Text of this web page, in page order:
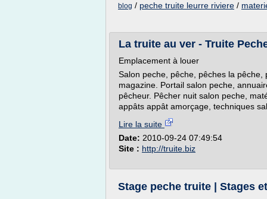
blog / peche truite leurre riviere /
La truite au ver - Truite
Emplacement à louer
Salon peche, pêche, pêches la
magazine. Portail salon peche,
pêcheur. Pêcher nuit salon peche,
appâts appât amorçage, techniques
Lire la suite
Date: 2010-09-24 07:49:54
Site : http://truite.biz
Stage peche truite | Stages